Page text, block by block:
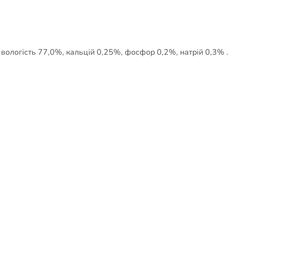
77,0%, кальцій 0,25%, фосфор 0,2%, натрій 0,3% .